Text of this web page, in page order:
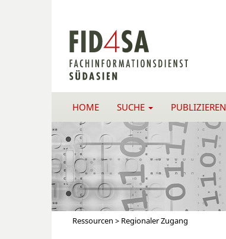
HOME SUCHE PUBLIZIEREN
Ressourcen > Regionaler Zugang